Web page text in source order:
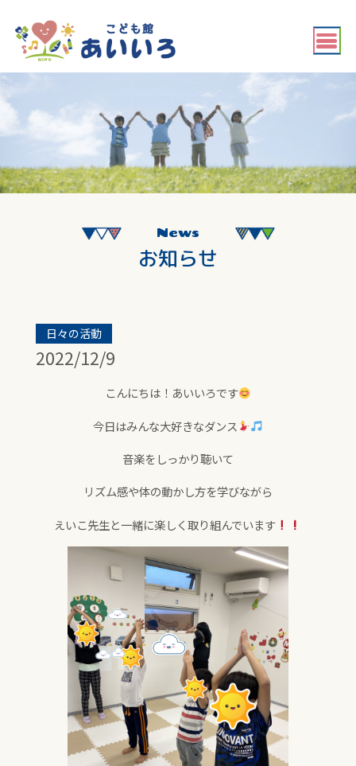
News
お知らせ
日々の活動
2022/12/9
こんにちは！あいいろです
今日はみんな大好きなダンス
音楽をしっかり聴いて
リズム感や体の動かし方を学びながら
えいこ先生と一緒に楽しく取り組んでいます